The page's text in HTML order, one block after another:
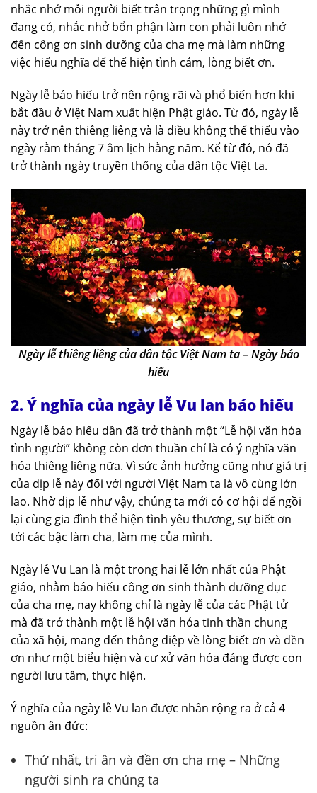
nhắc nhở mỗi người biết trân trọng những gì mình
đang có, nhắc nhở bổn phận làm con phải luôn nhớ
đến công ơn sinh dưỡng của cha mẹ mà làm những
việc hiếu nghĩa để thể hiện tình cảm, lòng biết ơn.
Ngày lễ báo hiếu trở nên rộng rãi và phổ biến hơn khi
bắt đầu ở Việt Nam xuất hiện Phật giáo. Từ đó, ngày lễ
này trở nên thiêng liêng và là điều không thể thiếu vào
ngày rằm tháng 7 âm lịch hằng năm. Kể từ đó, nó đã
trở thành ngày truyền thống của dân tộc Việt ta.
Ngày lễ thiêng liêng của dân tộc Việt Nam ta – Ngày báo
hiếu
2. Ý nghĩa của ngày lễ Vu lan báo hiếu
Ngày lễ báo hiếu dần đã trở thành một “Lễ hội văn hóa
tình người” không còn đơn thuần chỉ là có ý nghĩa văn
hóa thiêng liêng nữa. Vì sức ảnh hưởng cũng như giá trị
của dịp lễ này đối với người Việt Nam ta là vô cùng lớn
lao. Nhờ dịp lễ như vậy, chúng ta mới có cơ hội để ngồi
lại cùng gia đình thể hiện tình yêu thương, sự biết ơn
tới các bậc làm cha, làm mẹ của mình.
Ngày lễ Vu Lan là một trong hai lễ lớn nhất của Phật
giáo, nhằm báo hiếu công ơn sinh thành dưỡng dục
của cha mẹ, nay không chỉ là ngày lễ của các Phật tử
mà đã trở thành một lễ hội văn hóa tinh thần chung
của xã hội, mang đến thông điệp về lòng biết ơn và đền
ơn như một biểu hiện và cư xử văn hóa đáng được con
người lưu tâm, thực hiện.
Ý nghĩa của ngày lễ Vu lan được nhân rộng ra ở cả 4
nguồn ân đức:
Thứ nhất, tri ân và đền ơn cha mẹ – Những
người sinh ra chúng ta